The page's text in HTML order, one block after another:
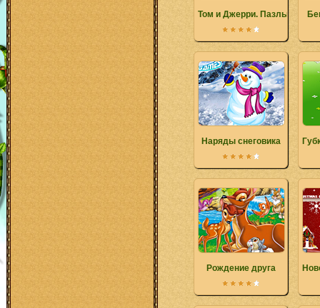
Том и Джерри. Пазлы
Наряды снеговика
Рождение друга